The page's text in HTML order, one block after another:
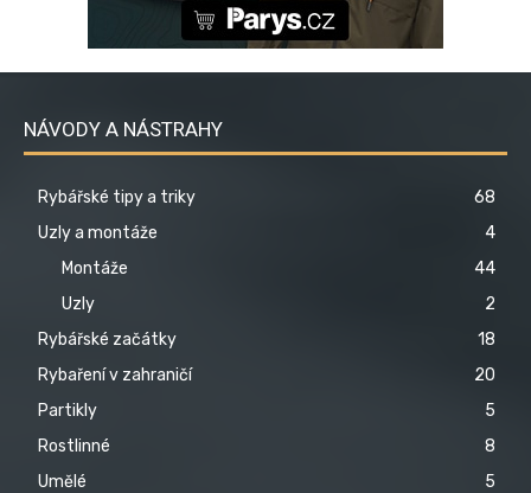
NÁVODY A NÁSTRAHY
Rybářské tipy a triky
68
Uzly a montáže
4
Montáže
44
Uzly
2
Rybářské začátky
18
Rybaření v zahraničí
20
Partikly
5
Rostlinné
8
Umělé
5